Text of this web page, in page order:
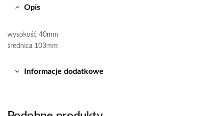
Opis
wysokość 40mm
średnica 103mm
Informacje dodatkowe